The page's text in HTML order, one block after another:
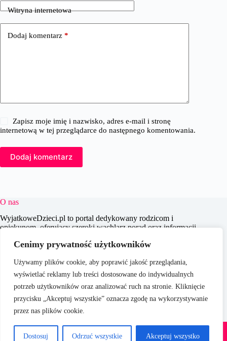
Cenimy prywatność użytkowników
Używamy plików cookie, aby poprawić jakość przeglądania,
wyświetlać reklamy lub treści dostosowane do indywidualnych
potrzeb użytkowników oraz analizować ruch na stronie. Kliknięcie
przycisku „Akceptuj wszystkie” oznacza zgodę na wykorzystywanie
przez nas plików cookie.
Dostosuj Odrzuć wszystkie Akceptuj wszystko
Witryna internetowa
Dodaj komentarz *
Zapisz moje imię i nazwisko, adres e-mail i stronę
internetową w tej przeglądarce do następnego komentowania.
Dodaj komentarz
O nas
WyjatkoweDzieci.pl to portal dedykowany rodzicom i
opiekunom, oferujący szeroki wachlarz porad oraz informacji
celem jest wspieranie dorosłych w codziennych wyzwaniach
praktycznych treści, które pomagają w świadomym i
efektywnym wychowywaniu młodego pokolenia.
Copyright © 2026 -
O nas
Polityka Prywatności